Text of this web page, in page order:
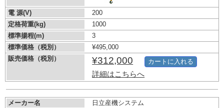
電 源(V)
200
定格荷重(kg)
1000
標準揚程(m)
3
標準価格（税別）
¥495,000
販売価格（税別）
¥312,000
詳細はこちらへ
カートに入れる
メーカー名 日立産機システム